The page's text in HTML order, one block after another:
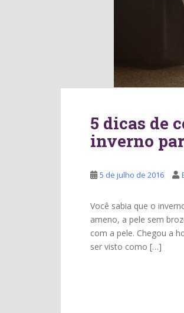
5 dicas de
inverno
5 de julho de 2016
Você sabia que o
ameno, a pele sem
com a pele. Chegou a
ser visto como […]